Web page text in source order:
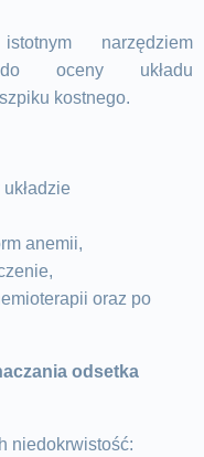
narzędziem
do oceny układu
kostnego.
anemii,
oraz po
odsetka
niedokrwistość: